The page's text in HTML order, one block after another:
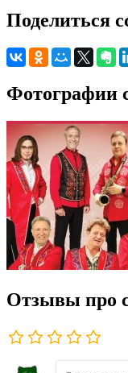
Поделиться
Фотографии
Отзывы про